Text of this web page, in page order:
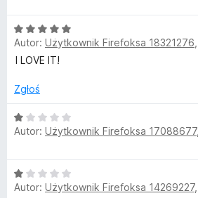
i
n
e
r
n
a
:
/
O
c
e
a
5
/
Autor: Użytkownik Firefoksa 18321276
I LOVE IT!
Zgłoś
O
c
a
:
Autor: Użytkownik Firefoksa 17088677,
O
c
Autor: Użytkownik Firefoksa 14269227,